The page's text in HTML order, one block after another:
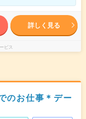
詳しく見る
ビス
のお仕事＊デー